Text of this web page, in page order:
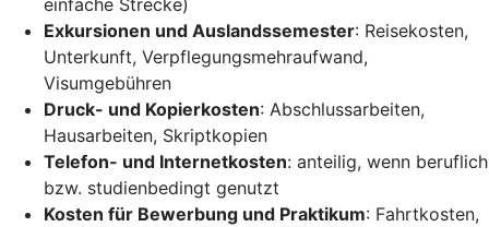
Exkursionen und Auslandssemester: Reisekosten,
Unterkunft, Verpflegungsmehraufwand,
Visumgebühren
Druck- und Kopierkosten: Abschlussarbeiten,
Hausarbeiten, Skriptkopien
Telefon- und Internetkosten: anteilig, wenn beruflich
bzw. studienbedingt genutzt
Kosten für Bewerbung und Praktikum: Fahrtkosten,